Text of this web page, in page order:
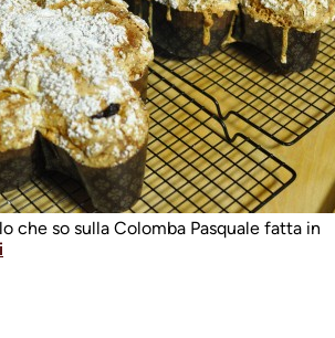
che so sulla Colomba Pasquale fatta in